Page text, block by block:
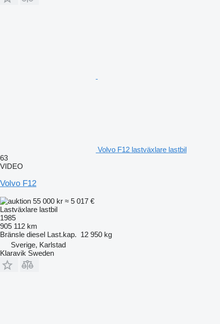
Volvo F12 lastväxlare lastbil
63
VIDEO
Volvo F12
55 000 kr ≈ 5 017 €
Lastväxlare lastbil
1985
905 112 km
Bränsle diesel Last.kap. 12 950 kg
Sverige, Karlstad
Klaravik Sweden